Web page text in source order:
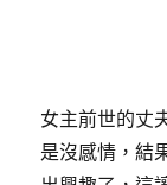
女主前世的丈
是沒感情，結